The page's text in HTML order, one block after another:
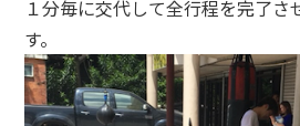
１分毎に交代して全行程を完了さ
す。